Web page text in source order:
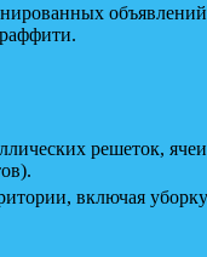
решеток,
включая